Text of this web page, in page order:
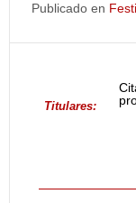
Publicado en
Titulares: